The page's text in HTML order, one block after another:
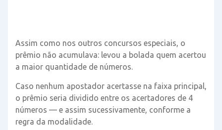
Assim como nos outros concursos especiais, o
prêmio não acumulava: levou a bolada quem acertou
a maior quantidade de números.
Caso nenhum apostador acertasse na faixa principal,
o prêmio seria dividido entre os acertadores de 4
números — e assim sucessivamente, conforme a
regra da modalidade.